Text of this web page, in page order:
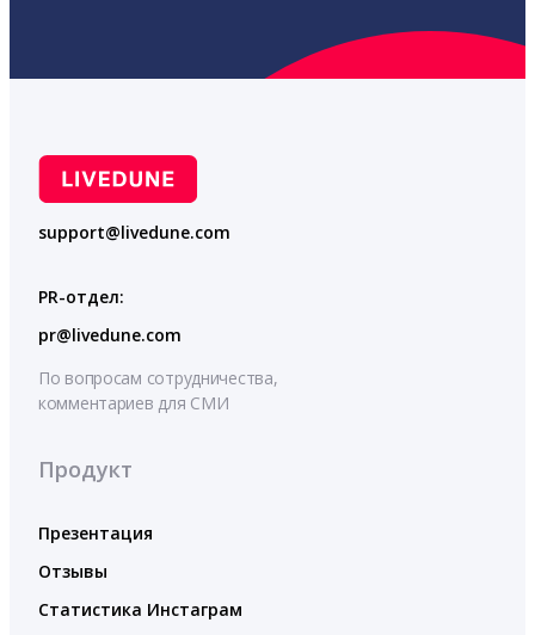
support@livedune.com
PR-отдел:
pr@livedune.com
По вопросам сотрудничества,
комментариев для СМИ
Продукт
Презентация
Отзывы
Статистика Инстаграм